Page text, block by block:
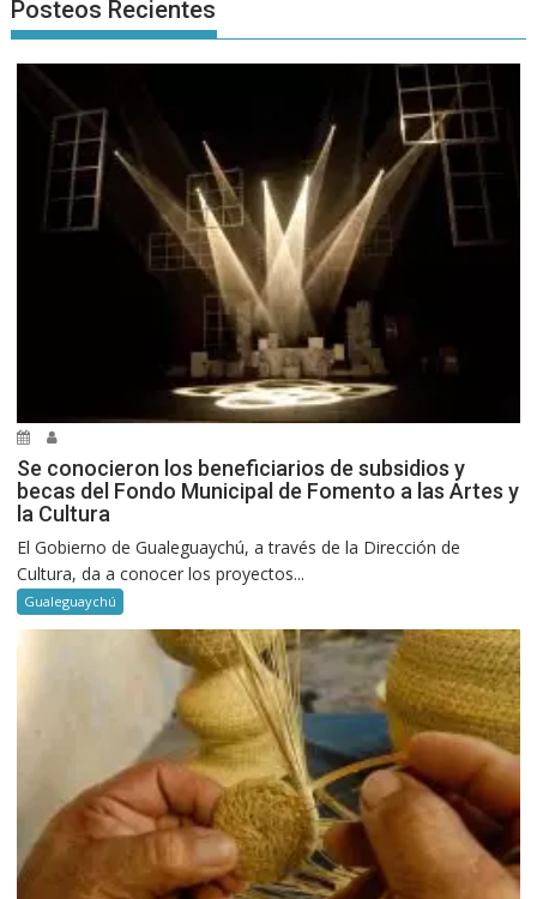
Posteos Recientes
Se conocieron los beneficiarios de subsidios y
becas del Fondo Municipal de Fomento a las Artes y
la Cultura
El Gobierno de Gualeguaychú, a través de la Dirección de
Cultura, da a conocer los proyectos...
Gualeguaychú